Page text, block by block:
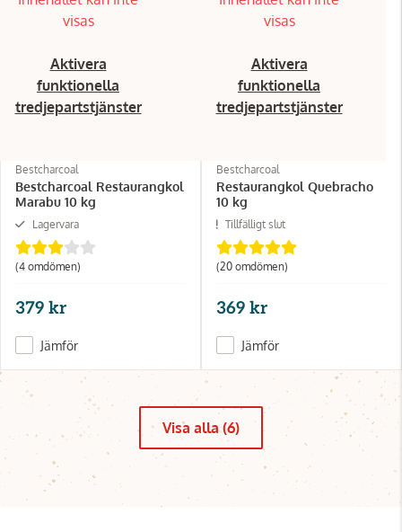
visas
Aktivera
funktionella
tredjepartstjänster
Bestcharcoal
Bestcharcoal Restaurangkol
Marabu 10 kg
Lagervara
(4 omdömen)
379 kr
Jämför
visas
Aktivera
funktionella
tredjepartstjänster
Bestcharcoal
Restaurangkol Quebracho
10 kg
Tillfälligt slut
(20 omdömen)
369 kr
Jämför
Visa alla (6)